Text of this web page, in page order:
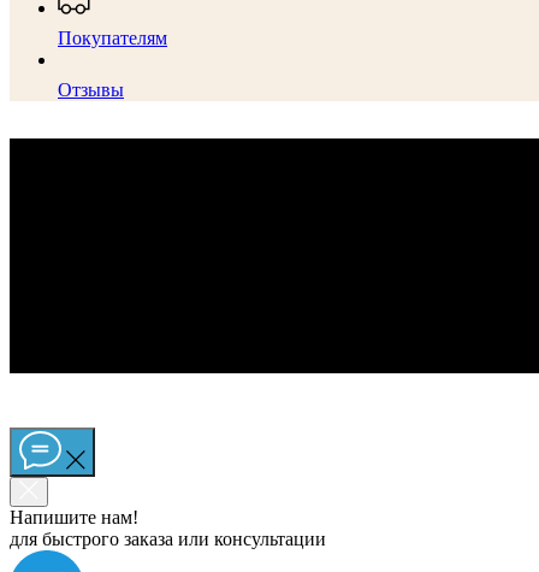
Покупателям
Отзывы
Напишите нам!
для быстрого заказа или консультации